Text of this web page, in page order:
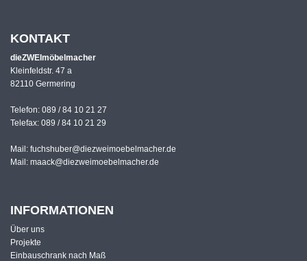
KONTAKT
dieZWEImöbelmacher
Kleinfeldstr. 47 a
82110 Germering
Telefon: 089 / 84 10 21 27
Telefax: 089 / 84 10 21 29
Mail: fuchshuber@diezweimoebelmacher.de
Mail: maack@diezweimoebelmacher.de
INFORMATIONEN
Über uns
Projekte
Einbauschrank nach Maß